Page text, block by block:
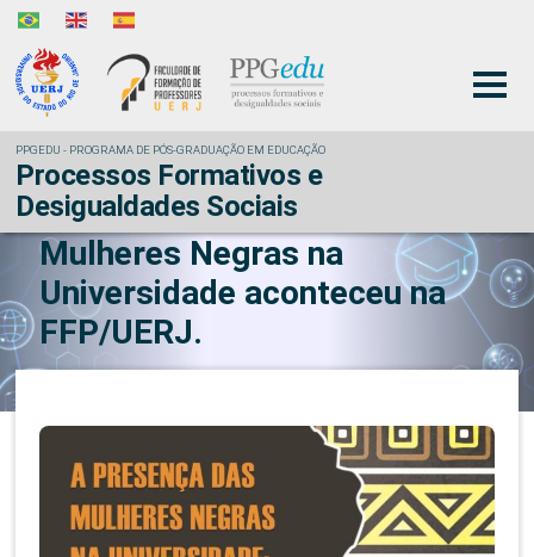
PPGEDU - PROGRAMA DE PÓS-GRADUAÇÃO EM EDUCAÇÃO
Processos Formativos e
Desigualdades Sociais
Evento: A Presença das
Mulheres Negras na
Universidade aconteceu na
FFP/UERJ.